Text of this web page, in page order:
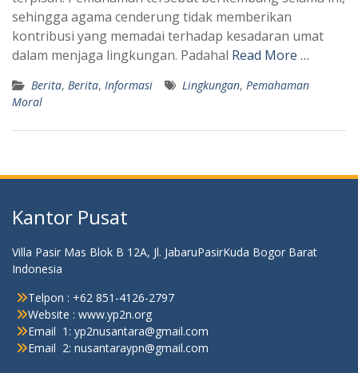
sehingga agama cenderung tidak memberikan
kontribusi yang memadai terhadap kesadaran umat
dalam menjaga lingkungan. Padahal Read More …
Berita, Berita, Informasi Lingkungan, Pemahaman
Moral
Kantor Pusat
Villa Pasir Mas Blok B 12A, Jl. JabaruPasirKuda Bogor Barat
Indonesia
Telpon : +62 851-4126-2797
Website : www.yp2n.org
Email 1: yp2nusantara@gmail.com
Email 2: nusantaraypn@gmail.com